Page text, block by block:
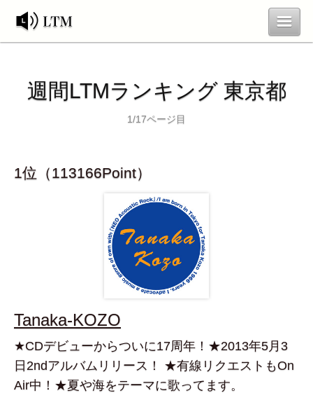
新規登録 ログイン
週間LTMランキング 東京都
1/17ページ目
1位（113166Point）
Tanaka-KOZO
★CDデビューからついに17周年！★2013年5月3
日2ndアルバムリリース！ ★有線リクエストもOn
Air中！★夏や海をテーマに歌ってます。